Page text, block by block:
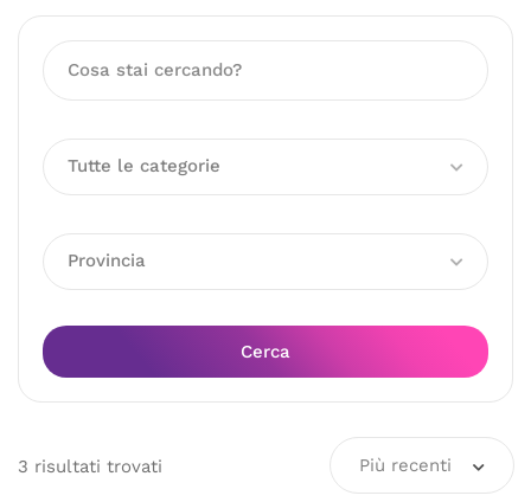
Tutte le categorie
Provincia
Cerca
3 risultati trovati Più recenti